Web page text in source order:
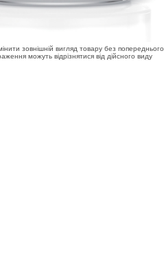
зовнішній вигляд товару без попереднього
можуть відрізнятися від дійсного виду